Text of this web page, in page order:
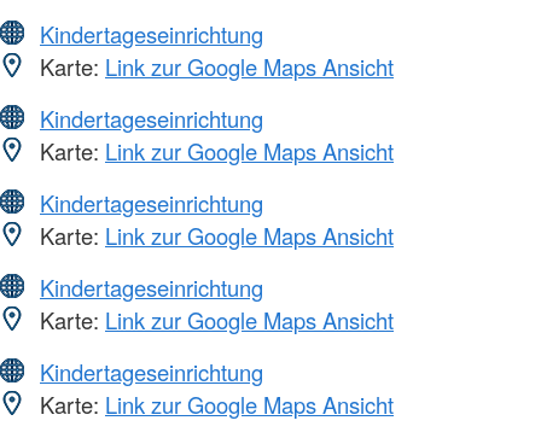
Kindertageseinrichtung
Karte: Link zur Google Maps Ansicht
Kindertageseinrichtung
Karte: Link zur Google Maps Ansicht
Kindertageseinrichtung
Karte: Link zur Google Maps Ansicht
Kindertageseinrichtung
Karte: Link zur Google Maps Ansicht
Kindertageseinrichtung
Karte: Link zur Google Maps Ansicht